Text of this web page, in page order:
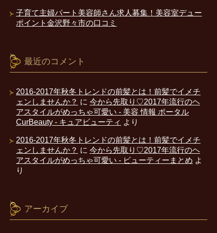
子育て主婦パート美容師さん求人募集！美容室デュー
ポイント金沢野々市の口コミ
最近のコメント
2016-2017年秋冬トレンドの前髪とは！前髪でイメチ
ェンしませんか？ に 今から先取り♡2017年流行のヘ
アスタイルがめっちゃ可愛い - 美容 情報 ポータル
CurBeauty - キュアビューティ より
2016-2017年秋冬トレンドの前髪とは！前髪でイメチ
ェンしませんか？ に 今から先取り♡2017年流行のヘ
アスタイルがめっちゃ可愛い - ビューティーまとめ よ
り
アーカイブ